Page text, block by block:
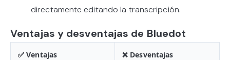
directamente editando la transcripción.
Ventajas y desventajas de Bluedot
✅ Ventajas ❌ Desventajas